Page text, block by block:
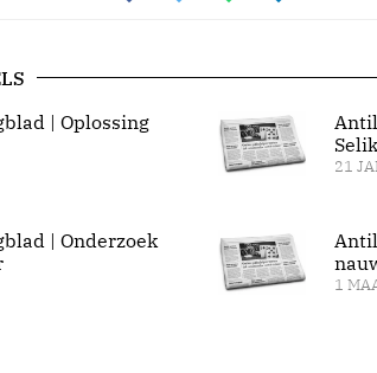
| Oplossing
| Onderzoek
21
1